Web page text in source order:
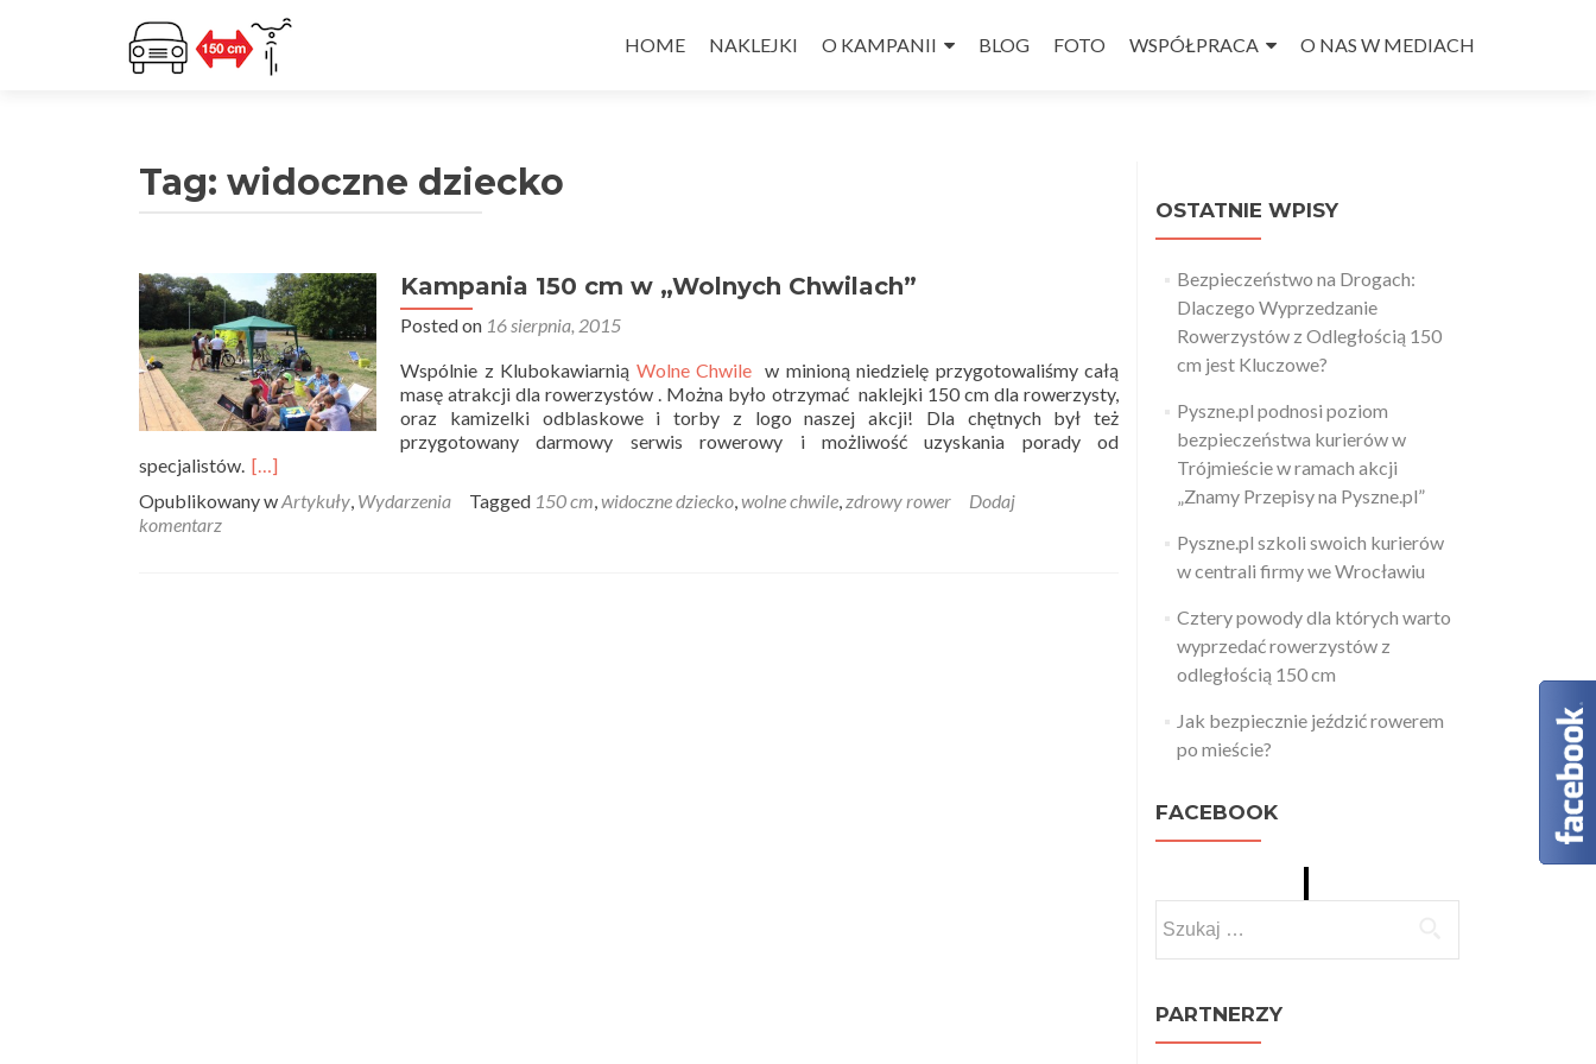
do
HOME NAKLEJKI O KAMPANII BLOG FOTO WSPÓŁPRACA O NAS W MEDIACH
Tag: widoczne dziecko
Kampania 150 cm w „Wolnych Chwilach”
Posted on 16 sierpnia, 2015
Wspólnie z Klubokawiarnią Wolne Chwile w minioną niedzielę przygotowaliśmy całą
masę atrakcji dla rowerzystów . Można było otrzymać naklejki 150 cm dla rowerzysty,
oraz kamizelki odblaskowe i torby z logo naszej akcji! Dla chętnych był też
przygotowany darmowy serwis rowerowy i możliwość uzyskania porady od
specjalistów. […]
Opublikowany wArtykuły, Wydarzenia Tagged 150 cm,widoczne dziecko,wolne chwile,zdrowy rower
Dodaj
komentarz
OSTATNIE WPISY
Bezpieczeństwo na Drogach:
Dlaczego Wyprzedzanie
Rowerzystów z Odległością 150
cm jest Kluczowe?
Pyszne.pl podnosi poziom
bezpieczeństwa kurierów w
Trójmieście w ramach akcji
„Znamy Przepisy na Pyszne.pl”
Pyszne.pl szkoli swoich kurierów
w centrali firmy we Wrocławiu
Cztery powody dla których warto
wyprzedać rowerzystów z
odległością 150 cm
Jak bezpiecznie jeździć rowerem
po mieście?
FACEBOOK
PARTNERZY